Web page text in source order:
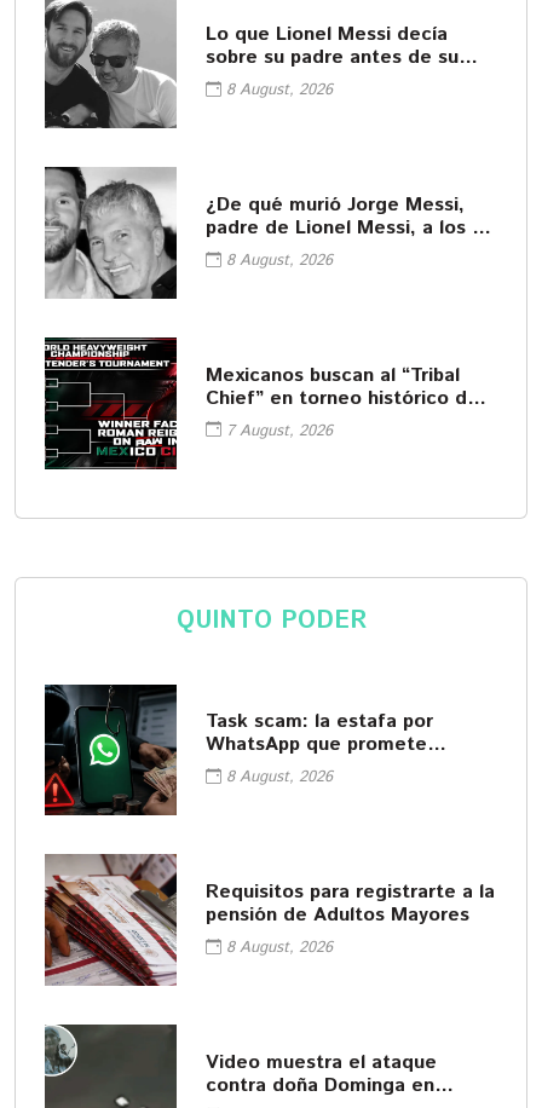
Lo que Lionel Messi decía
sobre su padre antes de su
fallecimiento
8 August, 2026
¿De qué murió Jorge Messi,
padre de Lionel Messi, a los 68
años?
8 August, 2026
Mexicanos buscan al “Tribal
Chief” en torneo histórico de
WWE7 August, 2026
QUINTO PODER
Task scam: la estafa por
WhatsApp que promete
empleos fáciles
8 August, 2026
Requisitos para registrarte a la
pensión de Adultos Mayores
8 August, 2026
Video muestra el ataque
contra doña Dominga en